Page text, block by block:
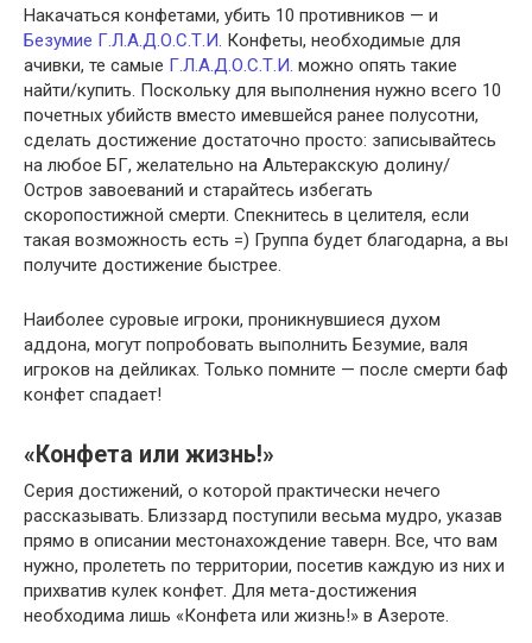
Накачаться конфетами, убить 10 противников — и
Безумие Г.Л.А.Д.О.С.Т.И. Конфеты, необходимые для
ачивки, те самые Г.Л.А.Д.О.С.Т.И. можно опять такие
найти/купить. Поскольку для выполнения нужно всего 10
почетных убийств вместо имевшейся ранее полусотни,
сделать достижение достаточно просто: записывайтесь
на любое БГ, желательно на Альтеракскую долину/
Остров завоеваний и старайтесь избегать
скоропостижной смерти. Спекнитесь в целителя, если
такая возможность есть =) Группа будет благодарна, а вы
получите достижение быстрее.
Наиболее суровые игроки, проникнувшиеся духом
аддона, могут попробовать выполнить Безумие, валя
игроков на дейликах. Только помните — после смерти баф
конфет спадает!
«Конфета или жизнь!»
Серия достижений, о которой практически нечего
рассказывать. Близзард поступили весьма мудро, указав
прямо в описании местонахождение таверн. Все, что вам
нужно, пролететь по территории, посетив каждую из них и
прихватив кулек конфет. Для мета-достижения
необходима лишь «Конфета или жизнь!» в Азероте.